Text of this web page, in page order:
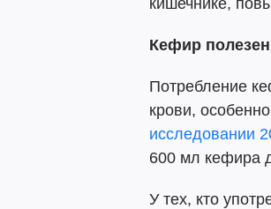
кишечнике,
Кефир
Потребление
крови,
исследовании
600 мл кефира
У тех, кто